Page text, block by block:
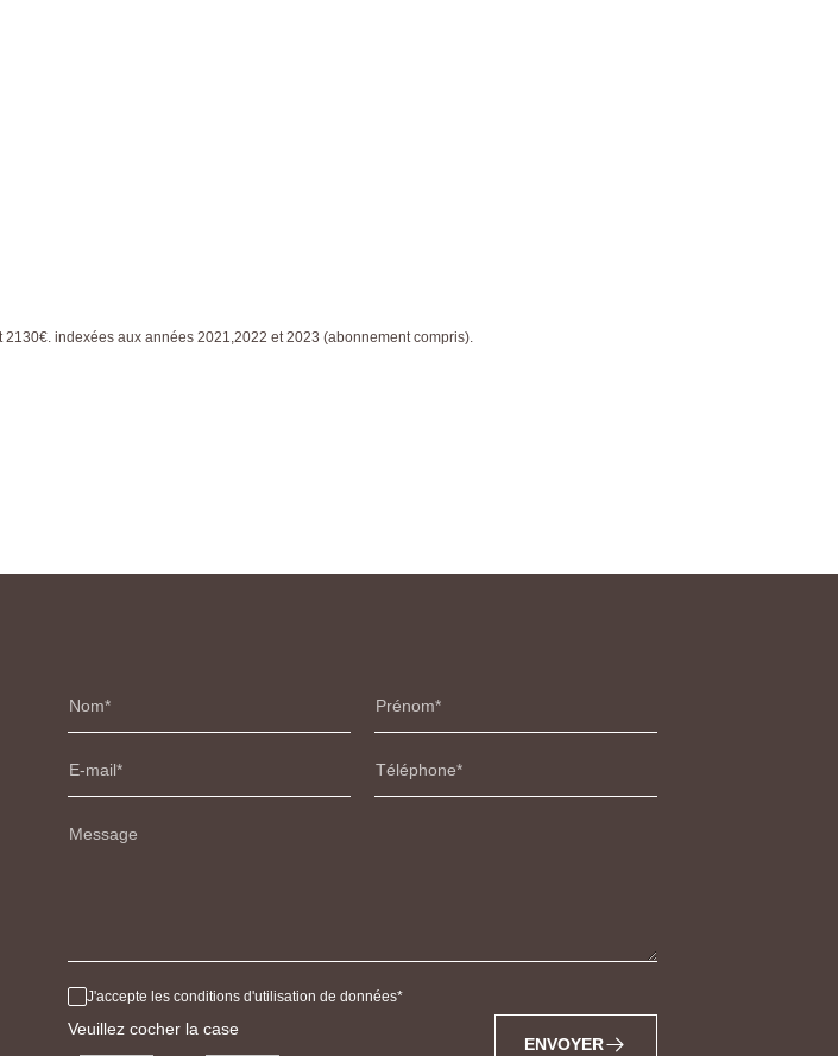
indexées aux années 2021,2022 et 2023 (abonnement compris).
Nom Prénom
E-mail Téléphone
Message
J'accepte les conditions d'utilisation de données
Veuillez cocher la case
ENVOYER